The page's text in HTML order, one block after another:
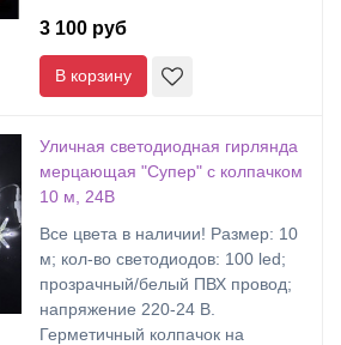
3 100 руб
В корзину
Уличная светодиодная гирлянда
мерцающая "Супер" с колпачком
10 м, 24В
Все цвета в наличии! Размер: 10
м; кол-во светодиодов: 100 led;
прозрачный/белый ПВХ провод;
напряжение 220-24 В.
Герметичный колпачок на